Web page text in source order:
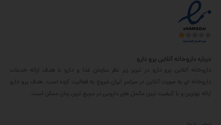
درباره داروخانه آنلاین پرو دارو
داروخانه آنلاین پرو دارو در تبریز زیر نظر سازمان غذا و دارو با هدف ارائه خدمات
داروخانه ای به صورت آنلاین در سراسر ایران شروع به فعالیت کرده است. هدف پرو دارو
ارائه بهترین و با کیفیت ترین مکمل های دارویی در سریع ترین زمان ممکن است.